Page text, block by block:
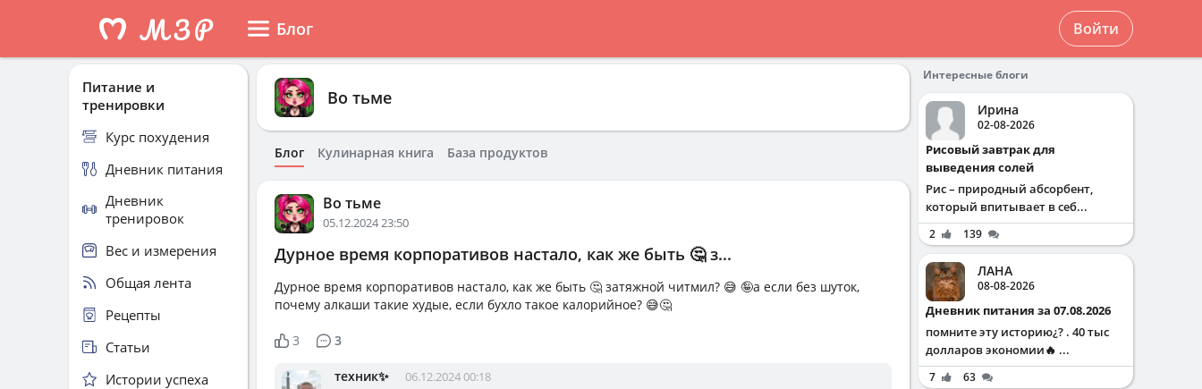
Блог Войти
Во тьме
Блог Кулинарная книга База продуктов
Во тьме
05.12.2024 23:50
Дурное время корпоративов настало, как же быть 🤔 з...
Дурное время корпоративов настало, как же быть 🤔 затяжной читмил? 😅 🤪а если без шуток,
почему алкаши такие худые, если бухло такое калорийное? 😅🤔
3 3
техник✨ 06.12.2024 00:18
Питание и
тренировки
Курс похудения
Дневник питания
Дневник
тренировок
Вес и измерения
Общая лента
Рецепты
Статьи
Истории успеха
Интересные блоги
Ирина
02-08-2026
Рисовый завтрак для
выведения солей
Рис – природный абсорбент,
который впитывает в себ...
2 139
ЛАНА
08-08-2026
Дневник питания за 07.08.2026
помните эту историю¿? . 40 тыс
долларов экономии🔥 ...
7 63